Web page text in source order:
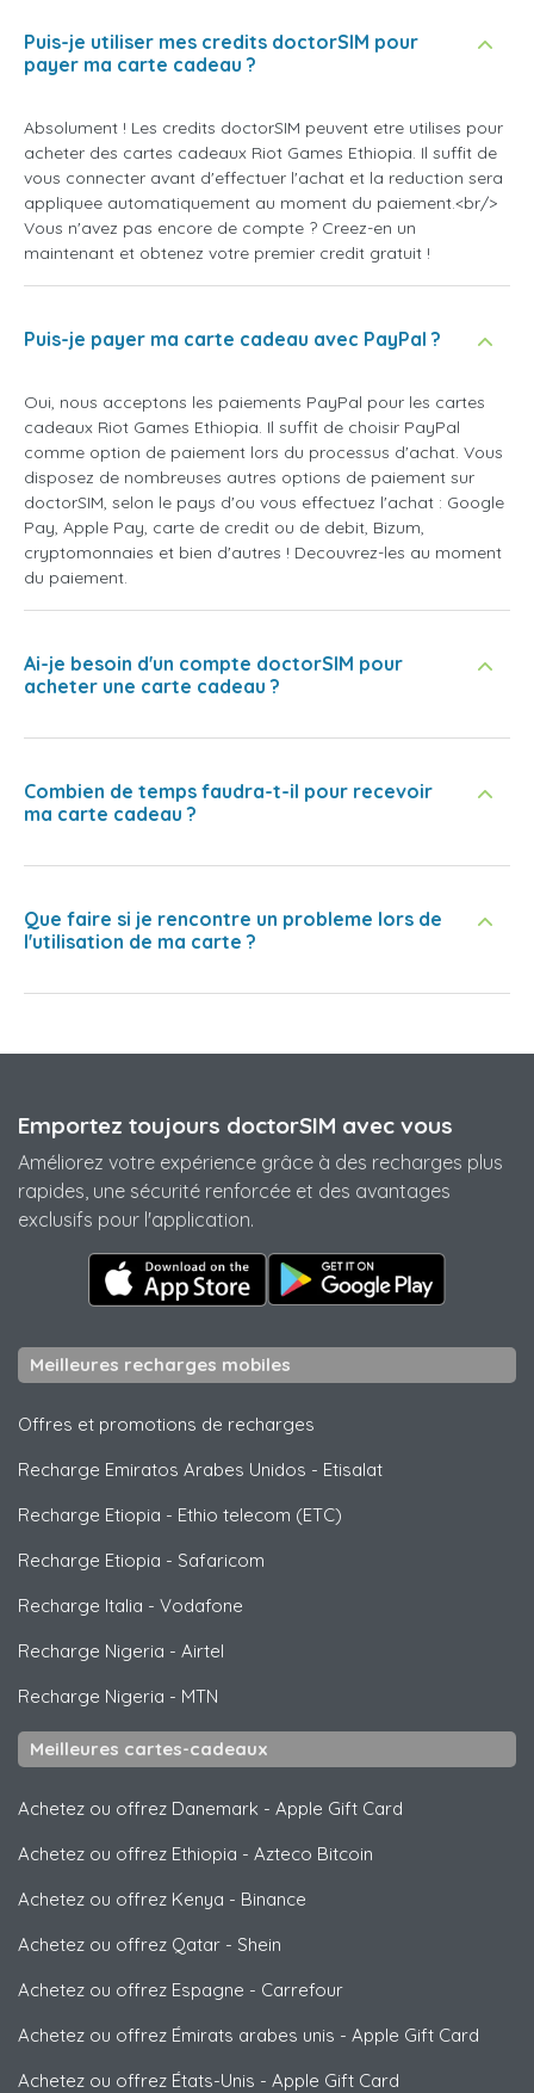
Puis-je utiliser mes credits doctorSIM pour
payer ma carte cadeau ?
Absolument ! Les credits doctorSIM peuvent etre utilises pour
acheter des cartes cadeaux Riot Games Ethiopia. Il suffit de
vous connecter avant d'effectuer l'achat et la reduction sera
appliquee automatiquement au moment du paiement.<br/>
Vous n'avez pas encore de compte ? Creez-en un
maintenant et obtenez votre premier credit gratuit !
Puis-je payer ma carte cadeau avec PayPal ?
Oui, nous acceptons les paiements PayPal pour les cartes
cadeaux Riot Games Ethiopia. Il suffit de choisir PayPal
comme option de paiement lors du processus d'achat. Vous
disposez de nombreuses autres options de paiement sur
doctorSIM, selon le pays d'ou vous effectuez l'achat : Google
Pay, Apple Pay, carte de credit ou de debit, Bizum,
cryptomonnaies et bien d'autres ! Decouvrez-les au moment
du paiement.
Ai-je besoin d'un compte doctorSIM pour
acheter une carte cadeau ?
Combien de temps faudra-t-il pour recevoir
ma carte cadeau ?
Que faire si je rencontre un probleme lors de
l'utilisation de ma carte ?
Emportez toujours doctorSIM avec vous
Améliorez votre expérience grâce à des recharges plus
rapides, une sécurité renforcée et des avantages
exclusifs pour l'application.
Meilleures recharges mobiles
Offres et promotions de recharges
Recharge Emiratos Arabes Unidos - Etisalat
Recharge Etiopia - Ethio telecom (ETC)
Recharge Etiopia - Safaricom
Recharge Italia - Vodafone
Recharge Nigeria - Airtel
Recharge Nigeria - MTN
Meilleures cartes-cadeaux
Achetez ou offrez Danemark - Apple Gift Card
Achetez ou offrez Ethiopia - Azteco Bitcoin
Achetez ou offrez Kenya - Binance
Achetez ou offrez Qatar - Shein
Achetez ou offrez Espagne - Carrefour
Achetez ou offrez Émirats arabes unis - Apple Gift Card
Achetez ou offrez États-Unis - Apple Gift Card